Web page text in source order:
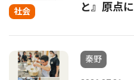
社会
と』原点に
秦野